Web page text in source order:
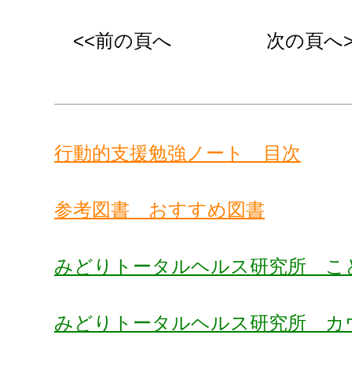
<<前の頁へ 次の頁へ
行動的支援勉強ノート 目次
参考図書 おすすめ図書
みどりトータルヘルス研究所 こ
みどりトータルヘルス研究所 カ